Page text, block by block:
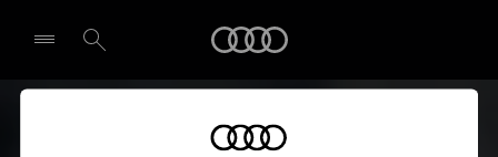
Seleccionar concesionario
Llamado a revisión